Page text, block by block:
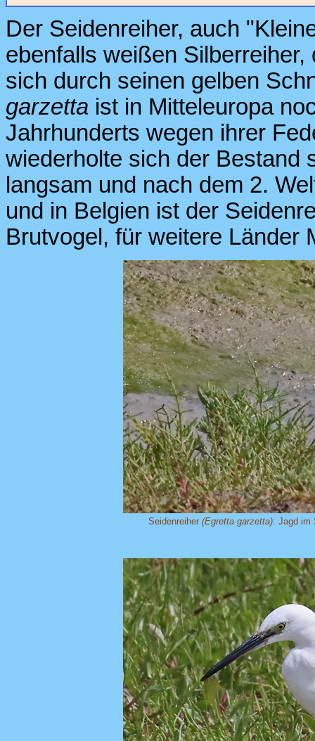
Der Seidenreiher, auch
ebenfalls weißen
sich durch seinen gelben
garzetta ist in Mitteleuropa
Jahrhunderts wegen ihrer
wiederholte sich der Bestand
langsam und nach dem 2.
und in Belgien ist der
Brutvogel, für weitere Länder
Seidenreiher (Egretta garzetta): Jagd im